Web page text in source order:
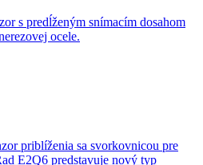
s predĺženým snímacím dosahom
ocele.
priblíženia sa svorkovnicou pre
E2Q6 predstavuje nový typ